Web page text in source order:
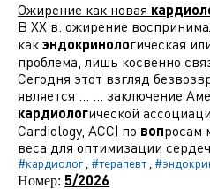
Ожирение как новая
В ХХ в. ожирение
как эндокринологическая
проблема, лишь косвенно
Сегодня этот взгляд
является ... ... заключение
кардиологической
Cardiology, ACC) по вопросам
веса для оптимизации
#кардиолог, #терапевт,
Номер: 5/2026